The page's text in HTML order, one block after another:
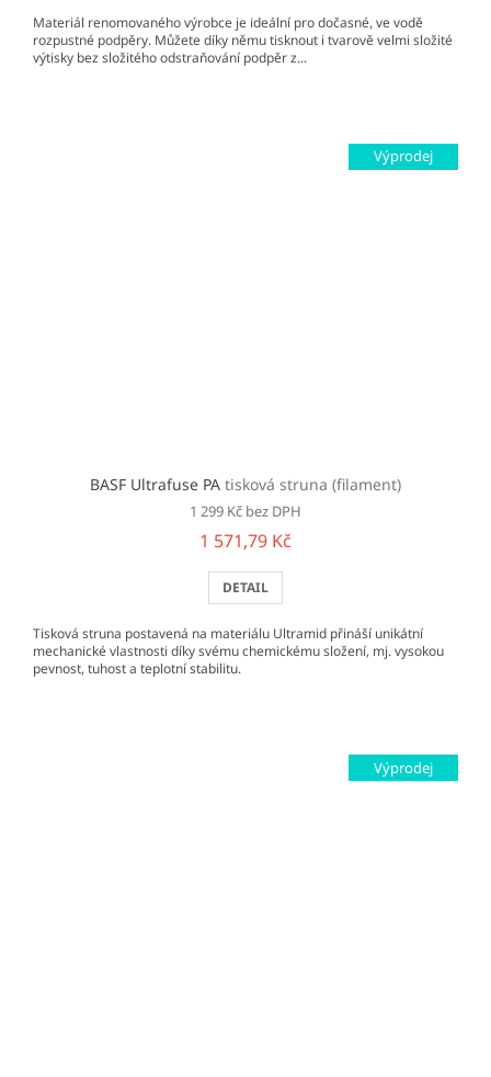
Materiál renomovaného výrobce je ideální pro dočasné, ve vodě
rozpustné podpěry. Můžete díky němu tisknout i tvarově velmi složité
výtisky bez složitého odstraňování podpěr z...
Výprodej
BASF Ultrafuse PA tisková struna (filament)
1 299 Kč bez DPH
1 571,79 Kč
DETAIL
Tisková struna postavená na materiálu Ultramid přináší unikátní
mechanické vlastnosti díky svému chemickému složení, mj. vysokou
pevnost, tuhost a teplotní stabilitu.
Výprodej